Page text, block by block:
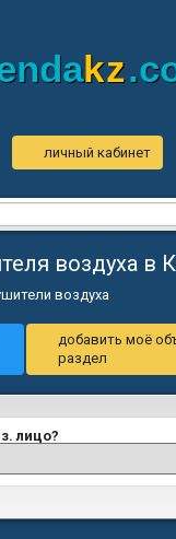
kz
личный кабинет
воздуха в
воздуха
добавить моё
раздел
лицо?